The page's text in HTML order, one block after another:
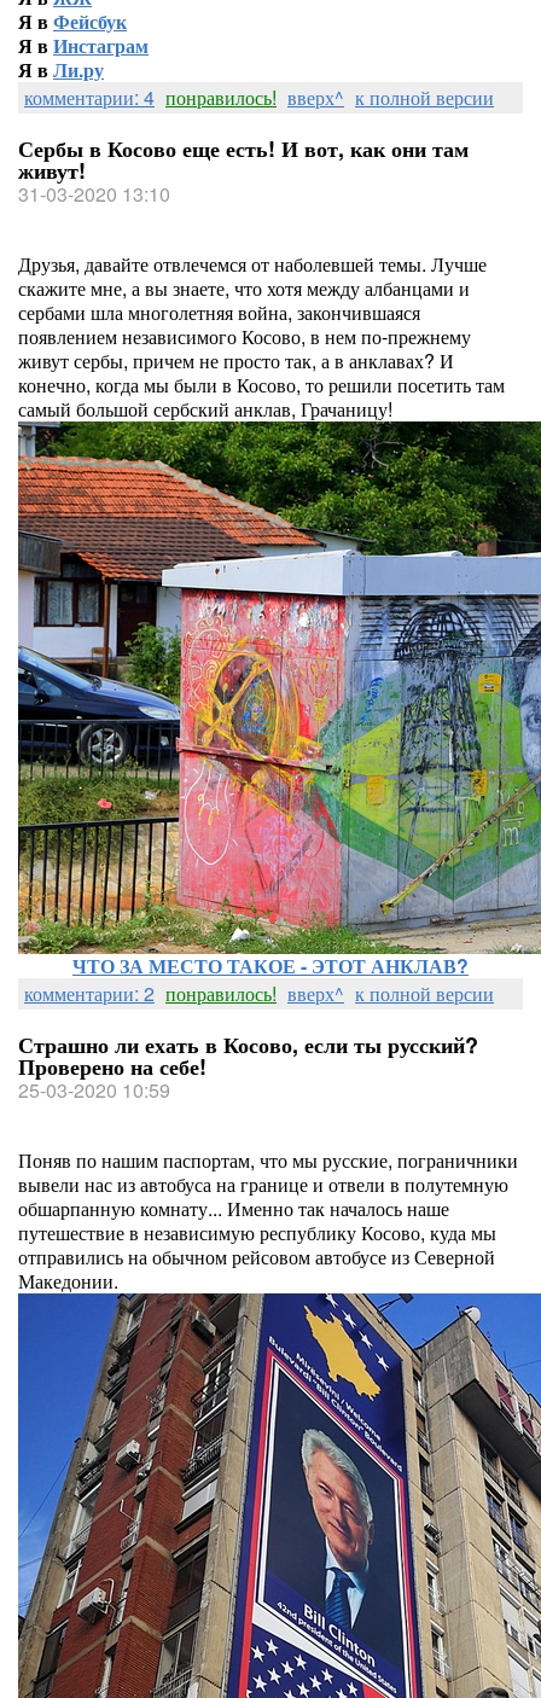
Я вФейсбук
Я вИнстаграм
Я вЛи.ру
комментарии: 4 понравилось! вверх^ к полной версии
Сербы в Косово еще есть! И вот, как они там
живут!
31-03-2020 13:10
Друзья, давайте отвлечемся от наболевшей темы. Лучше
скажите мне, а вы знаете, что хотя между албанцами и
сербами шла многолетняя война, закончившаяся
появлением независимого Косово, в нем по-прежнему
живут сербы, причем не просто так, а в анклавах? И
конечно, когда мы были в Косово, то решили посетить там
самый большой сербский анклав, Грачаницу!
ЧТО ЗА МЕСТО ТАКОЕ - ЭТОТ АНКЛАВ?
комментарии: 2 понравилось! вверх^ к полной версии
Страшно ли ехать в Косово, если ты русский?
Проверено на себе!
25-03-2020 10:59
Поняв по нашим паспортам, что мы русские, пограничники
вывели нас из автобуса на границе и отвели в полутемную
обшарпанную комнату... Именно так началось наше
путешествие в независимую республику Косово, куда мы
отправились на обычном рейсовом автобусе из Северной
Македонии.